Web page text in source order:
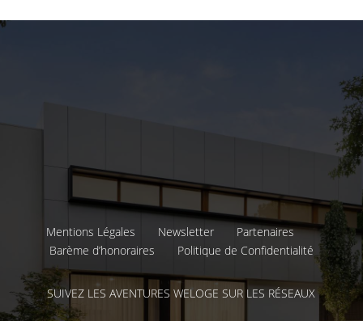
Mentions Légales Newsletter
Partenaires
Barème d’honoraires
Politique de Confidentialité
SUIVEZ LES AVENTURES WELOGE SUR LES RÉSEAUX